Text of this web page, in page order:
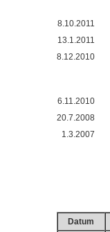
8.10.2011
13.1.2011
8.12.2010
6.11.2010
20.7.2008
1.3.2007
Datum